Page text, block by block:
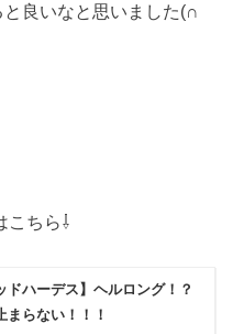
良いなと思いました(∩
こちら⇩
ドハーデス】ヘルロング！？
まらない！！！